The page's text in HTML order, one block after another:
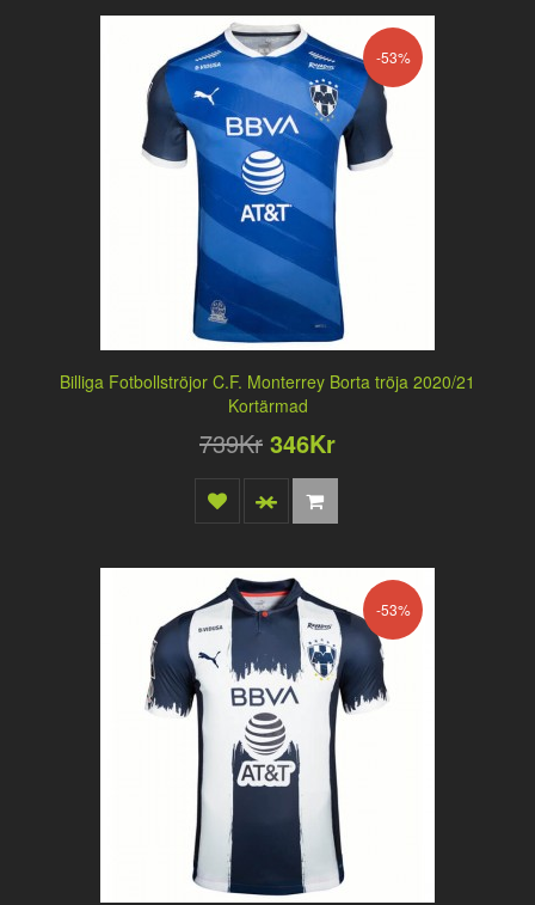
-53%
Billiga Fotbollströjor C.F. Monterrey Borta tröja 2020/21
Kortärmad
739Kr 346Kr
-53%